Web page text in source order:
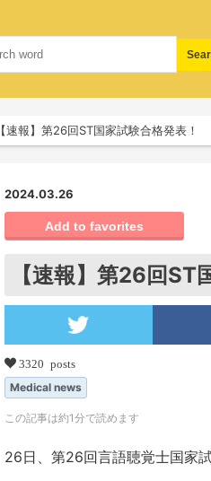
【速報】第26回ST国家試験合格発表！
2024.03.26
Add to favorites
【速報】第26回ST
3320 posts
Medical news
この記事は約1分で読めます
26日、第26回言語聴覚士国家